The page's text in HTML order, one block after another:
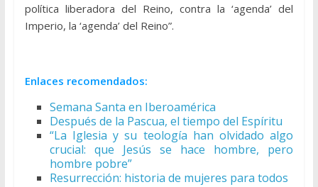
política liberadora del Reino, contra la ‘agenda’ del
Imperio, la ‘agenda’ del Reino”.
Enlaces recomendados:
Semana Santa en Iberoamérica
Después de la Pascua, el tiempo del Espíritu
“La Iglesia y su teología han olvidado algo
crucial: que Jesús se hace hombre, pero
hombre pobre”
Resurrección: historia de mujeres para todos